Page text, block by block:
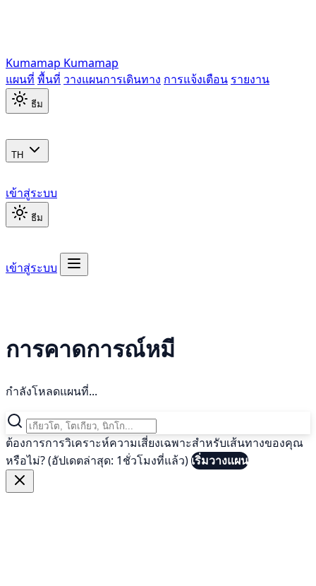
Kumamap Kumamap
แผนที่ พื้นที่ วางแผนการเดินทาง การแจ้งเตือน รายงาน
ธีม
TH
เข้าสู่ระบบ
ธีม
เข้าสู่ระบบ
การคาดการณ์หมี
กำลังโหลดแผนที่...
ต้องการการวิเคราะห์ความเสี่ยงเฉพาะสำหรับเส้นทางของคุณ
หรือไม่? (อัปเดตล่าสุด: 1ชั่วโมงที่แล้ว)เริ่มวางแผน